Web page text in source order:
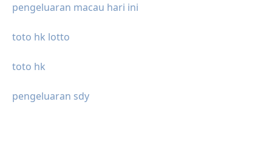
pengeluaran macau hari ini
toto hk lotto
toto hk
pengeluaran sdy